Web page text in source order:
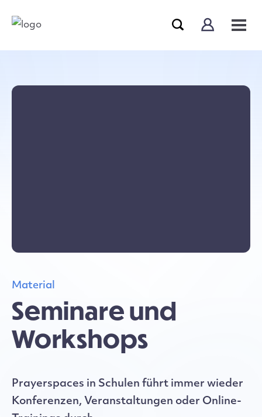
Material
Seminare und
Workshops
Prayerspaces in Schulen führt immer wieder
Konferenzen, Veranstaltungen oder Online-